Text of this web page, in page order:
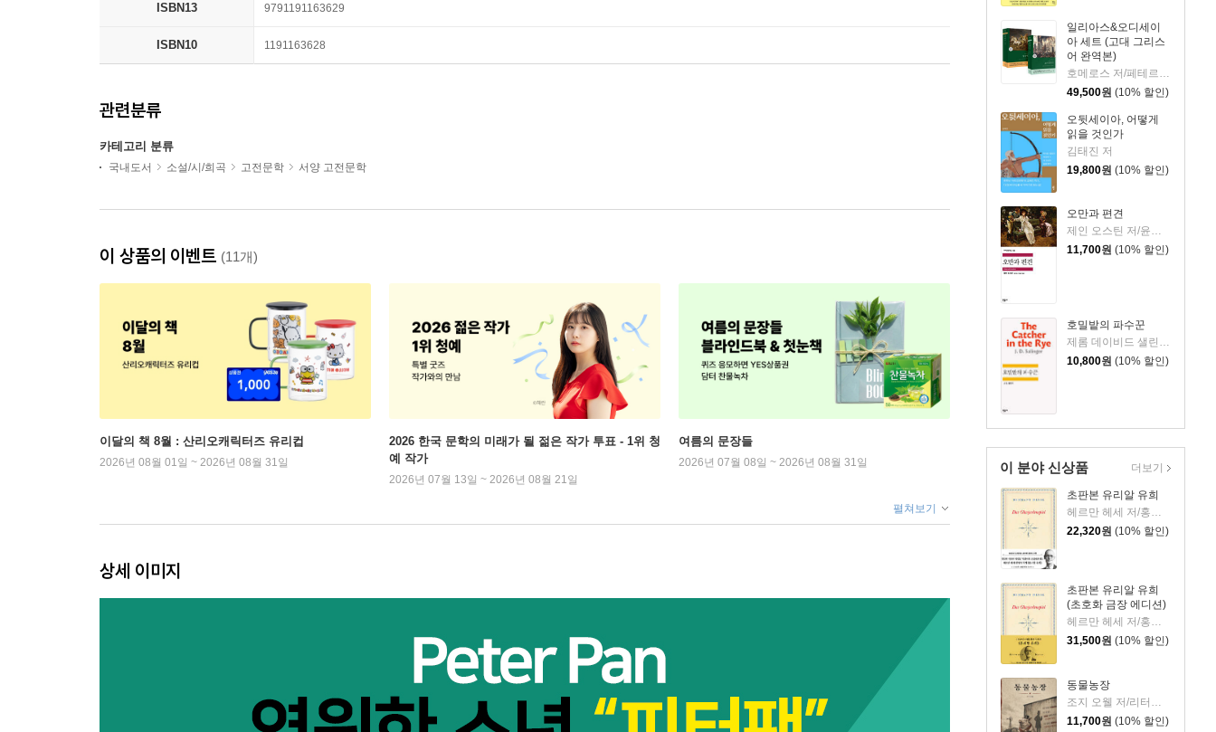
일리아스&오디세이
아 세트 (고대 그리스
어 완역본)
49,500원 (10% 할인)
오뒷세이아, 어떻게
읽을 것인가
김태진 저
19,800원 (10% 할인)
오만과 편견
제인 오스틴 저/윤지관,전승희 공역
11,700원 (10% 할인)
호밀밭의 파수꾼
제롬 데이비드 샐린저 저/공경희 역
10,800원 (10% 할인)
이 분야 신상품
초판본 유리알 유희
헤르만 헤세 저/홍진호 역
22,320원 (10% 할인)
초판본 유리알 유희
(초호화 금장 에디션)
헤르만 헤세 저/홍진호 역
31,500원 (10% 할인)
동물농장
조지 오웰 저/리터링크 역
11,700원 (10% 할인)
더보기
ISBN13 9791191163629
ISBN10 1191163628
관련분류
카테고리 분류
국내도서 소설/시/희곡 고전문학 서양 고전문학
이 상품의 이벤트 (11개)
이달의 책 8월 : 산리오캐릭터즈 유리컵
2026년 08월 01일 ~ 2026년 08월 31일
2026 한국 문학의 미래가 될 젊은 작가 투표 - 1위 청
예 작가
2026년 07월 13일 ~ 2026년 08월 21일
여름의 문장들
2026년 07월 08일 ~ 2026년 08월 31일
펼쳐보기
상세 이미지